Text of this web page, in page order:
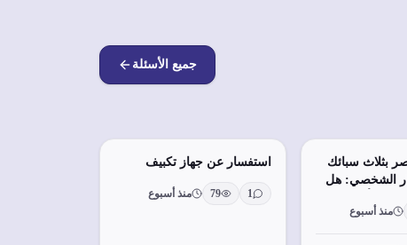
جميع الأسئلة
بثلاث سبائك
الشخصي: هل
منذ أسبوع
استفسار عن جهاز تكبيف
1
79 منذ أسبوع